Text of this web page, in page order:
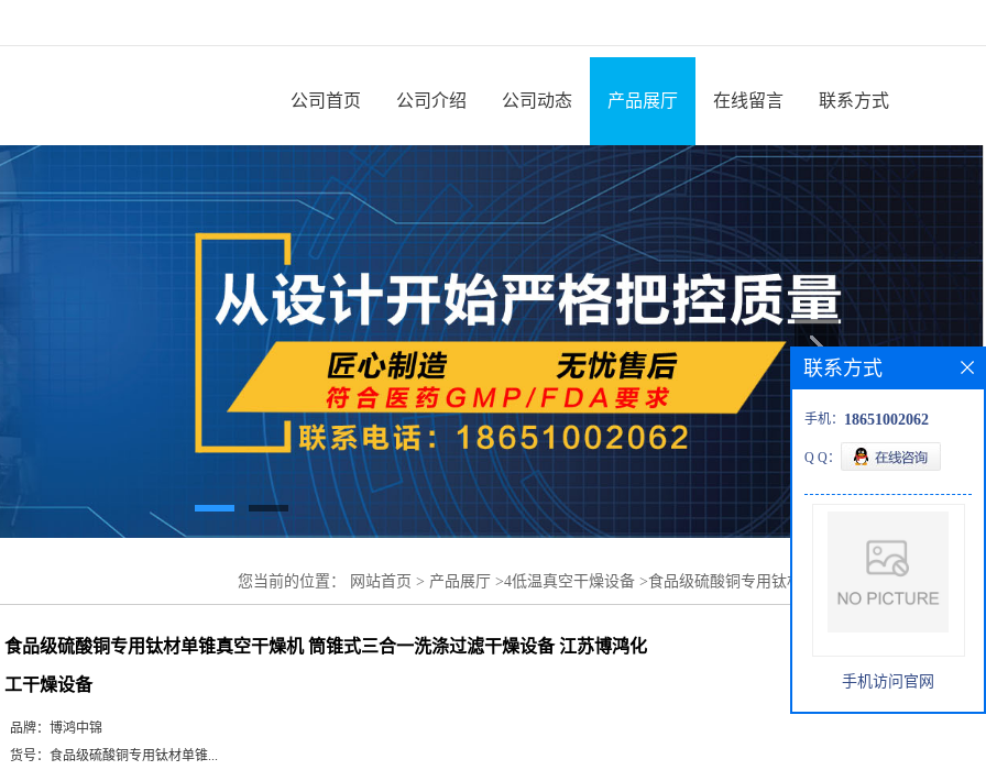
公司首页 公司介绍 公司动态 产品展厅 在线留言 联系方式
您当前的位置： 网站首页 > 产品展厅 >4低温真空干燥设备 >食品级硫酸铜专用钛材单锥真空干燥
食品级硫酸铜专用钛材单锥真空干燥机 筒锥式三合一洗涤过滤干燥设备 江苏博鸿化
工干燥设备
品牌： 博鸿中锦
货号： 食品级硫酸铜专用钛材单锥...
联系方式
手机： 18651002062
Q Q：
手机访问官网